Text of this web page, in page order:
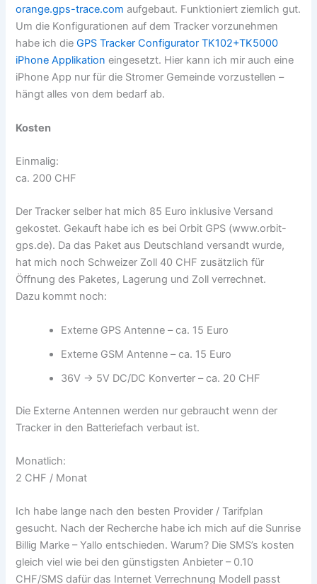
orange.gps-trace.com aufgebaut. Funktioniert ziemlich gut.
Um die Konfigurationen auf dem Tracker vorzunehmen
habe ich dieGPS Tracker Configurator TK102+TK5000
iPhone Applikation eingesetzt. Hier kann ich mir auch eine
iPhone App nur für die Stromer Gemeinde vorzustellen –
hängt alles von dem bedarf ab.
Kosten
Einmalig:
ca. 200 CHF
Der Tracker selber hat mich 85 Euro inklusive Versand
gekostet. Gekauft habe ich es bei Orbit GPS (www.orbit-
gps.de). Da das Paket aus Deutschland versandt wurde,
hat mich noch Schweizer Zoll 40 CHF zusätzlich für
Öffnung des Paketes, Lagerung und Zoll verrechnet.
Dazu kommt noch:
Externe GPS Antenne – ca. 15 Euro
Externe GSM Antenne – ca. 15 Euro
36V -> 5V DC/DC Konverter – ca. 20 CHF
Die Externe Antennen werden nur gebraucht wenn der
Tracker in den Batteriefach verbaut ist.
Monatlich:
2 CHF / Monat
Ich habe lange nach den besten Provider / Tarifplan
gesucht. Nach der Recherche habe ich mich auf die Sunrise
Billig Marke – Yallo entschieden. Warum? Die SMS’s kosten
gleich viel wie bei den günstigsten Anbieter – 0.10
CHF/SMS dafür das Internet Verrechnung Modell passt